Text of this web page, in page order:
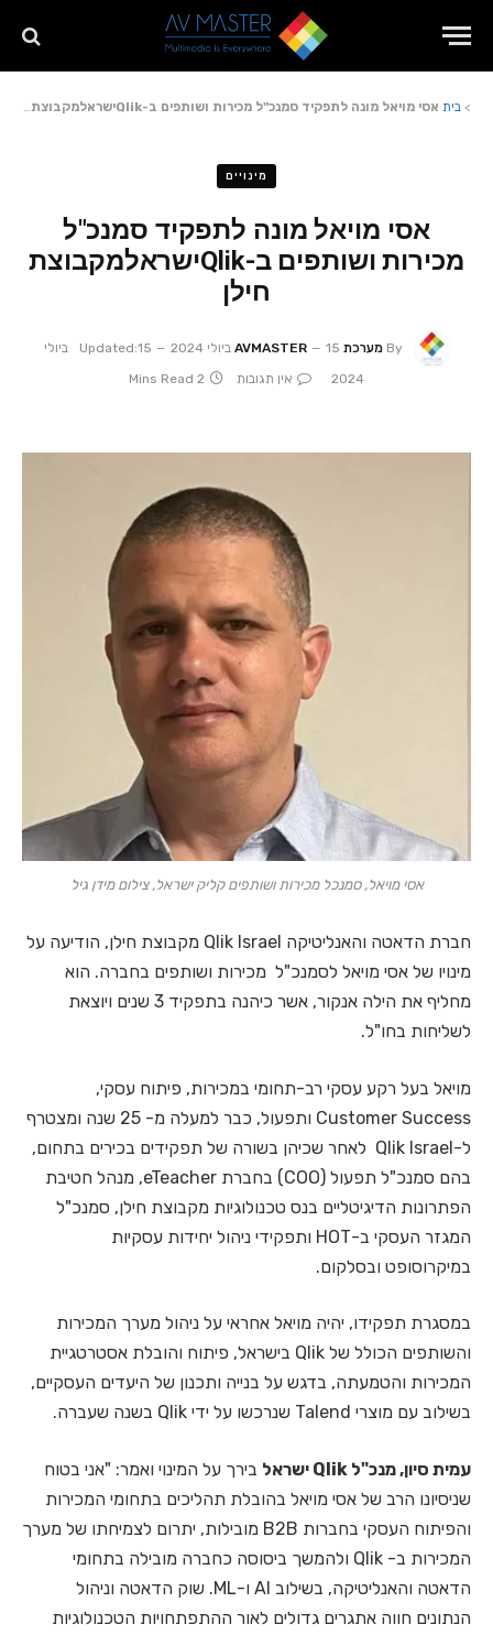
> בית אסי מויאל מונה לתפקיד סמנכ"ל מכירות ושותפים ב-Qlikישראלמקבוצת חילן
מינויים
אסי מויאל מונה לתפקיד סמנכ"ל
מכירות ושותפים ב-Qlikישראלמקבוצת
חילן
By מערכת AVMASTER 15 ביולי 2024 Updated:
15 ביולי
2024
אין תגובות 2 Mins Read
אסי מויאל, סמנכל מכירות ושותפים קליק ישראל, צילום מידן גיל
חברת הדאטה והאנליטיקה Qlik Israel מקבוצת חילן, הודיעה על
מינויו של אסי מויאל לסמנכ"ל מכירות ושותפים בחברה. הוא
מחליף את הילה אנקור, אשר כיהנה בתפקיד 3 שנים ויוצאת
לשליחות בחו"ל.
מויאל בעל רקע עסקי רב-תחומי במכירות, פיתוח עסקי,
Customer Success ותפעול, כבר למעלה מ- 25 שנה ומצטרף
ל-Qlik Israel לאחר שכיהן בשורה של תפקידים בכירים בתחום,
בהם סמנכ"ל תפעול (COO
) בחברת eTeacher, מנהל חטיבת
הפתרונות הדיגיטליים בנס טכנולוגיות מקבוצת חילן, סמנכ"ל
המגזר העסקי ב-HOT ותפקידי ניהול יחידות עסקיות
במיקרוסופט ובסלקום.
במסגרת תפקידו, יהיה מויאל אחראי על ניהול מערך המכירות
והשותפים הכולל של Qlik בישראל, פיתוח והובלת אסטרטגיית
המכירות והטמעתה, בדגש על בנייה ותכנון של היעדים העסקיים,
בשילוב עם מוצרי Talend שנרכשו על ידי Qlik בשנה שעברה.
עמית סיון, מנכ"ל Qlik ישראל
בירך על המינוי ואמר: "אני בטוח
שניסיונו הרב של אסי מויאל בהובלת תהליכים בתחומי המכירות
והפיתוח העסקי בחברות B2B מובילות, יתרום לצמיחתו של מערך
המכירות ב- Qlik ולהמשך ביסוסה כחברה מובילה בתחומי
הדאטה והאנליטיקה, בשילוב AI ו-ML. שוק הדאטה וניהול
הנתונים חווה אתגרים גדולים לאור ההתפתחויות הטכנולוגיות